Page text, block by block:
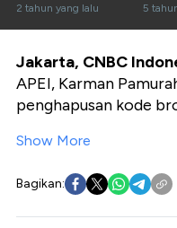
Pendapatan Rp 11 M
per Hari
2 tahun yang lalu
dari
5
Jakarta, CNBC
APEI, Karman
penghapusan kode
Show More
Bagikan: